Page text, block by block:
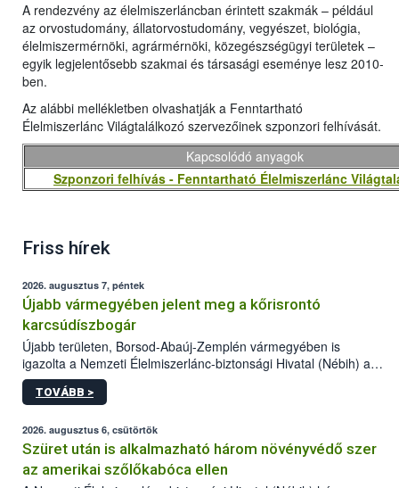
A rendezvény az élelmiszerláncban érintett szakmák – például
az orvostudomány, állatorvostudomány, vegyészet, biológia,
élelmiszermérnöki, agrármérnöki, közegészségügyi területek –
egyik legjelentősebb szakmai és társasági eseménye lesz 2010-
ben.
Az alábbi mellékletben olvashatják a Fenntartható
Élelmiszerlánc Világtalálkozó szervezőinek szponzori felhívását.
Kapcsolódó anyagok
Szponzori felhívás - Fenntartható Élelmiszerlánc
Friss hírek
2026. augusztus 7, péntek
Újabb vármegyében jelent meg a kőrisrontó
karcsúdíszbogár
Újabb területen, Borsod-Abaúj-Zemplén vármegyében is
igazolta a Nemzeti Élelmiszerlánc-biztonsági Hivatal (Nébih) a
kőrisrontó karcsúdíszbogár (Agrilus planipennis) jelenlétét. A
kártevőt nem csak színcsapdában találták meg, de már fertőzött
az intenzív felderítést, emellett az intézkedéseket a szlovák
hatósággal is összehangolják a terjedés megállítása érdekében.
TOVÁBB >
2026. augusztus 6, csütörtök
Szüret után is alkalmazható három növényvédő szer
az amerikai szőlőkabóca ellen